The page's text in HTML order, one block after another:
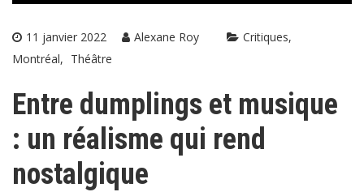
11 janvier 2022 Alexane Roy
Critiques
Montréal
Théâtre
Entre dumplings et musique
: un réalisme qui rend
nostalgique